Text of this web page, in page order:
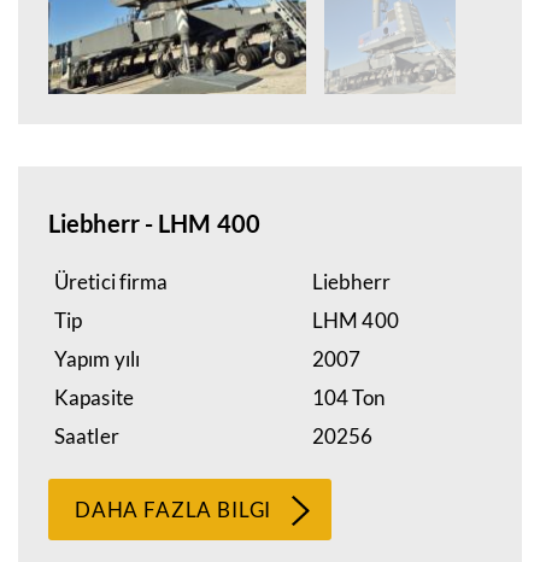
Liebherr - LHM 400
Üretici firma
Liebherr
Tip
LHM 400
Yapım yılı
2007
Kapasite
104 Ton
Saatler
20256
DAHA FAZLA BILGI